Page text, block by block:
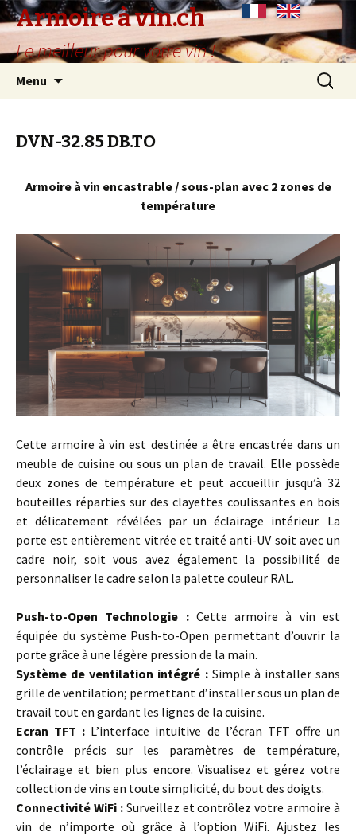
Armoire à vin.ch
Le meilleur pour votre vin !
Menu
DVN-32.85 DB.TO
Armoire à vin encastrable / sous-plan avec 2 zones de
température
Cette armoire à vin est destinée a être encastrée dans un
meuble de cuisine ou sous un plan de travail. Elle possède
deux zones de température et peut accueillir jusqu’à 32
bouteilles réparties sur des clayettes coulissantes en bois
et délicatement révélées par un éclairage intérieur. La
porte est entièrement vitrée et traité anti-UV soit avec un
cadre noir, soit vous avez également la possibilité de
personnaliser le cadre selon la palette couleur RAL.
Push-to-Open Technologie : Cette armoire à vin est
équipée du système Push-to-Open permettant d’ouvrir la
porte grâce à une légère pression de la main.
Système de ventilation intégré : Simple à installer sans
grille de ventilation; permettant d’installer sous un plan de
travail tout en gardant les lignes de la cuisine.
Ecran TFT : L’interface intuitive de l’écran TFT offre un
contrôle précis sur les paramètres de température,
l’éclairage et bien plus encore. Visualisez et gérez votre
collection de vins en toute simplicité, du bout des doigts.
Connectivité WiFi : Surveillez et contrôlez votre armoire à
vin de n’importe où grâce à l’option WiFi. Ajustez les